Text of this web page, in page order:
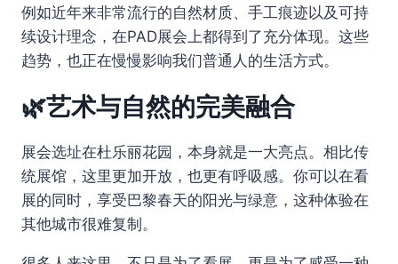
例如近年来非常流行的自然材质、手工痕迹以及可持
续设计理念，在PAD展会上都得到了充分体现。这些
趋势，也正在慢慢影响我们普通人的生活方式。
🌿艺术与自然的完美融合
展会选址在杜乐丽花园，本身就是一大亮点。相比传
统展馆，这里更加开放，也更有呼吸感。你可以在看
展的同时，享受巴黎春天的阳光与绿意，这种体验在
其他城市很难复制。